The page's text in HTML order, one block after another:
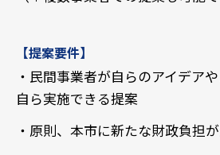
【提案要件】
・民間事業者が自らのアイデア
自ら実施できる提案
・原則、本市に新たな財政負担